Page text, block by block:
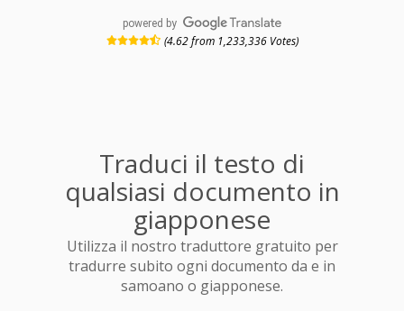
powered by
(4.62 from 1,233,336 Votes)
Traduci il testo di
qualsiasi documento in
giapponese
Utilizza il nostro traduttore gratuito per
tradurre subito ogni documento da e in
samoano o giapponese.